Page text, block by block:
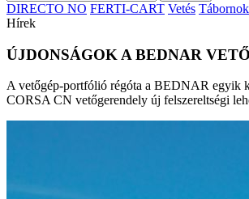
DIRECTO NO FERTI-CART Vetés Tábornok
Hírek
ÚJDONSÁGOK A BEDNAR
A vetőgép-portfólió régóta a BEDNAR egyik
CORSA CN vetőgerendely új felszereltségi